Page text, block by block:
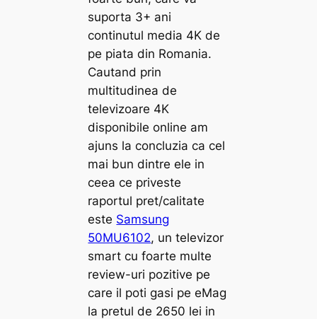
suporta 3+ ani
continutul media 4K de
pe piata din Romania.
Cautand prin
multitudinea de
televizoare 4K
disponibile online am
ajuns la concluzia ca cel
mai bun dintre ele in
ceea ce priveste
raportul pret/calitate
este Samsung
50MU6102, un televizor
smart cu foarte multe
review-uri pozitive pe
care il poti gasi pe eMag
la pretul de 2650 lei in